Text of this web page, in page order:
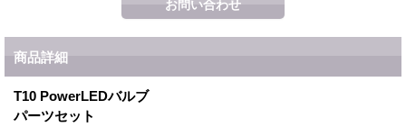
商品詳細
T10 PowerLEDバルブ
パーツセット